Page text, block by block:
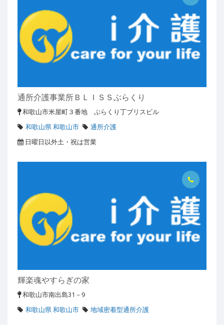
通所介護事業所ＢＬＩＳＳぶらくり
和歌山市米屋町３番地 ぶらくり丁ブリスビル
和歌山県 和歌山市
通所介護
日曜日以外土・祝は営業
輝楽魂やすらぎの家
和歌山市南出島31－9
和歌山県 和歌山市
地域密着型通所介護